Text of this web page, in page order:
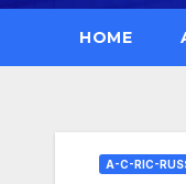
HOME
A-C-RIC-